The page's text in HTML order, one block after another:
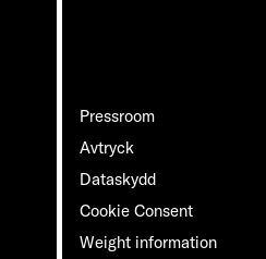
Pressroom
Avtryck
Dataskydd
Cookie Consent
Weight information